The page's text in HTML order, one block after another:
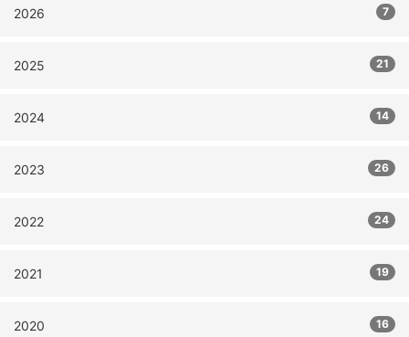
2026 7
2025 21
2024 14
2023 26
2022 24
2021 19
2020 16